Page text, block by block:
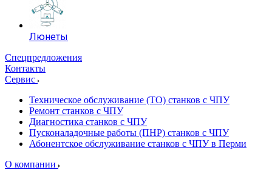
Люнеты
Спецпредложения
Контакты
Сервис
Техническое обслуживание (ТО) станков с ЧПУ
Ремонт станков с ЧПУ
Диагностика станков с ЧПУ
Пусконаладочные работы (ПНР) станков с ЧПУ
Абонентское обслуживание станков с ЧПУ в Перми
О компании